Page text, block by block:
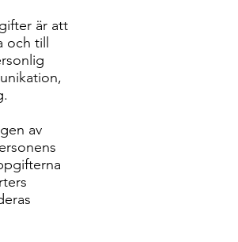
är att
till
av